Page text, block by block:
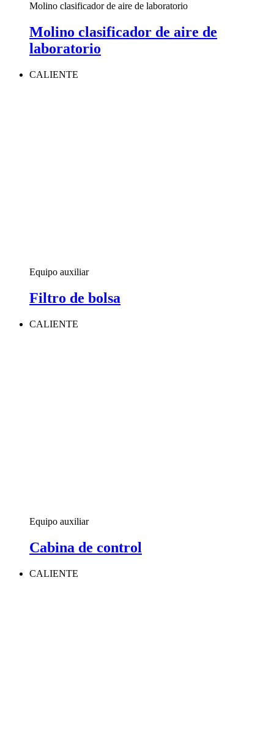
Molino clasificador de aire de laboratorio
Molino clasificador de aire de
laboratorio
CALIENTE
Equipo auxiliar
Filtro de bolsa
CALIENTE
Equipo auxiliar
Cabina de control
CALIENTE